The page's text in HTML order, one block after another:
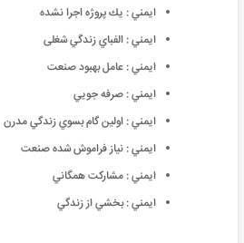
ايمني : يك پروژه اجرا نشده
ايمني : الفباي زندگي شغلی
ايمني : عامل بهبود صنعت
ايمني : صرفه جويي
ايمني : اولين گام بسوي زندگي مدرن
ايمني : نياز فراموش شده صنعت
ايمني : مشاركت همگاني
ايمني : بخشي از زندگي